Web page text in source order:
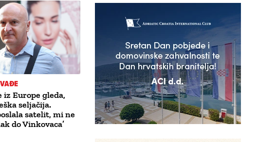
iz Europe gleda,
seljačija.
satelit, mi ne
do Vinkovaca’